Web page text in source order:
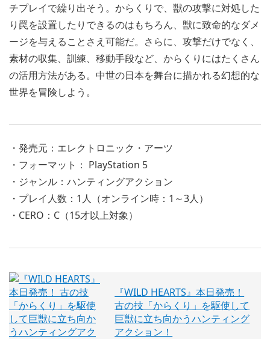
チプレイで繰り出そう。からくりで、獣の攻撃に対処した
り罠を設置したりできるのはもちろん、獣に致命的なダメ
ージを与えることさえ可能だ。さらに、攻撃だけでなく、
素材の収集、訓練、移動手段など、からくりにはたくさん
の活用方法がある。中世の日本を舞台に描かれる幻想的な
世界を冒険しよう。
・発売元：エレクトロニック・アーツ
・フォーマット： PlayStation 5
・ジャンル：ハンティングアクション
・プレイ人数：1人（オンライン時：1～3人）
・CERO：C（15才以上対象）
『WILD HEARTS』本日発売！
古の技「からくり」を駆使して
巨獣に立ち向かうハンティング
アクション！